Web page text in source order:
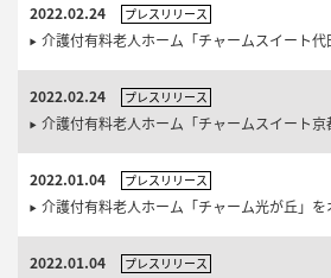
2022.02.24 プレスリリース
介護付有料老人ホーム「チャームスイート代
2022.02.24 プレスリリース
介護付有料老人ホーム「チャームスイート京
2022.01.04 プレスリリース
介護付有料老人ホーム「チャーム光が丘」を
2022.01.04 プレスリリース